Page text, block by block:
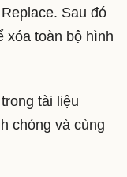
Sau đó
xóa toàn bộ hình
tài liệu
chóng và cùng